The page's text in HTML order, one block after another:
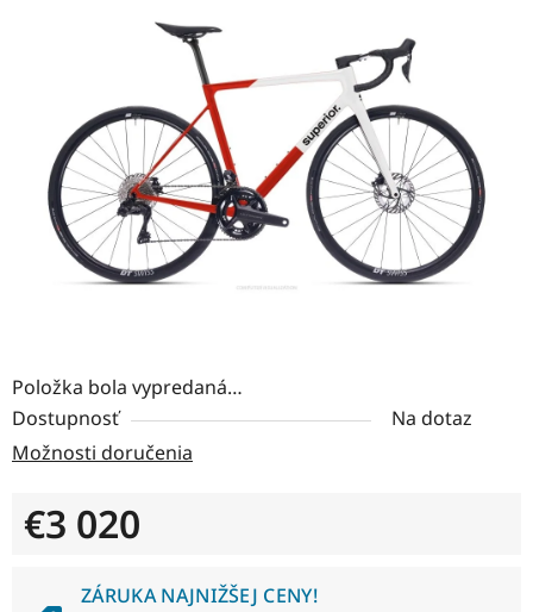
Položka bola vypredaná…
Dostupnosť
Na dotaz
Možnosti doručenia
€3 020
ZÁRUKA NAJNIŽŠEJ CENY!
hviezdičiek.